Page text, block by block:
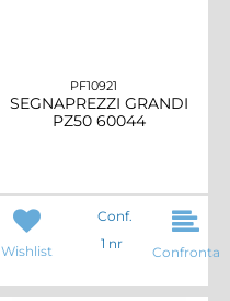
PF10921
SEGNAPREZZI GRANDI
PZ50 60044
Wishlist
Conf.
1 nr
Confronta